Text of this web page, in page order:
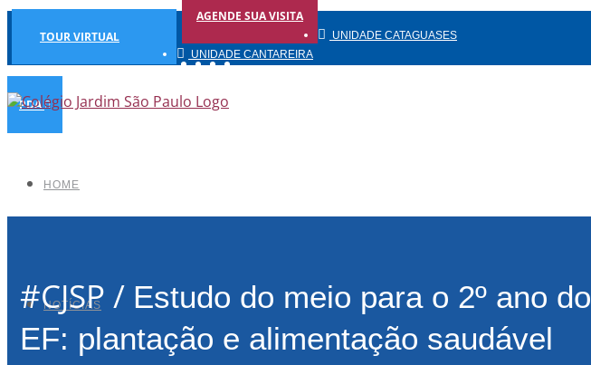
TOUR VIRTUAL
AGENDE SUA VISITA
UNIDADE CATAGUASES
UNIDADE CANTAREIRA
PDA
HOME
NOTÍCIAS
#CJSP / Estudo do meio para o 2º ano do
EF: plantação e alimentação saudável